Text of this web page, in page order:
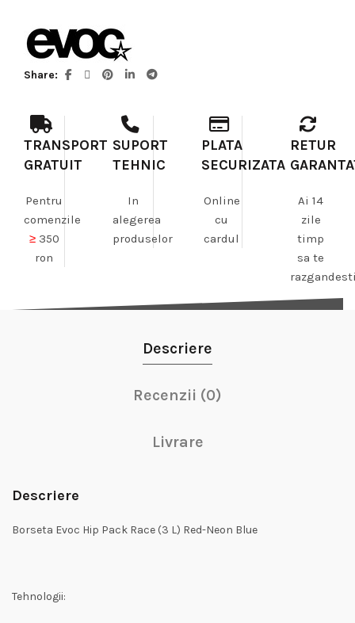
Share
TRANSPORT
GRATUIT
Pentru
comenzile
≥350
ron
SUPORT
TEHNIC
In
alegerea
produselor
PLATA
SECURIZATA
Online
cu
cardul
RETUR
Ai 14
zile
timp
sa te
Descriere
Recenzii (0)
Livrare
Descriere
Borseta Evoc Hip Pack Race (3 L) Red-Neon Blue
Tehnologii: